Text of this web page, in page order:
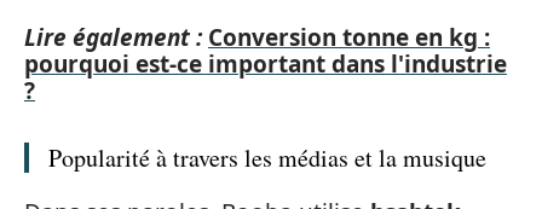
Lire également : Conversion tonne en kg :
pourquoi est-ce important dans l'industrie
?
Popularité à travers les médias et la musique